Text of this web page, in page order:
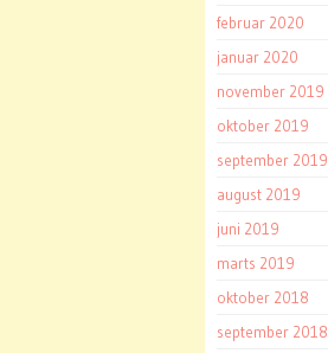
februar 2020
januar 2020
november 2019
oktober 2019
september 2019
august 2019
juni 2019
marts 2019
oktober 2018
september 2018